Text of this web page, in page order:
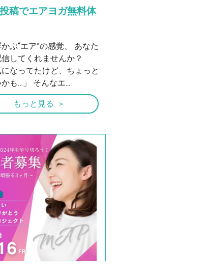
稿でエアヨガ無料体
ぶ“エア”の感覚、 あなた
信してくれませんか？
になってたけど、ちょっと
も…」 そんなエ...
もっと見る